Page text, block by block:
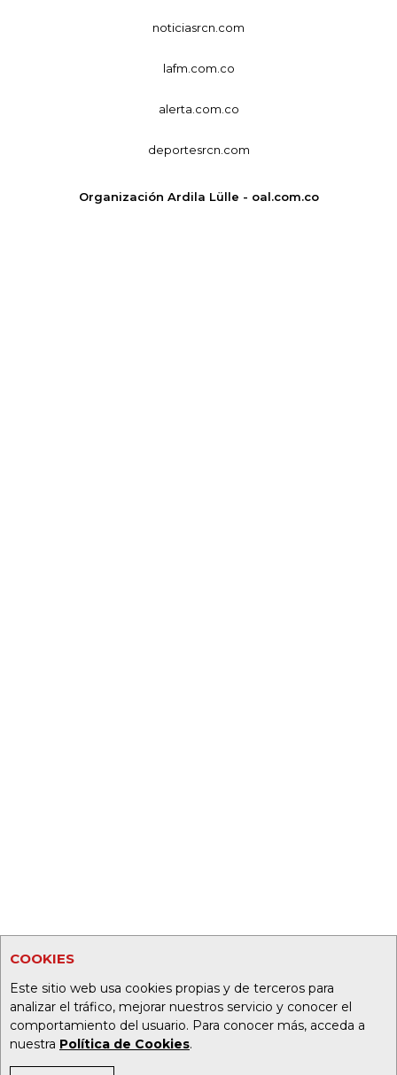
COOKIES
Este sitio web usa cookies propias y de terceros para
analizar el tráfico, mejorar nuestros servicio y conocer el
comportamiento del usuario. Para conocer más, acceda a
nuestra Política de Cookies.
noticiasrcn.com
lafm.com.co
alerta.com.co
deportesrcn.com
Organización Ardila Lülle - oal.com.co